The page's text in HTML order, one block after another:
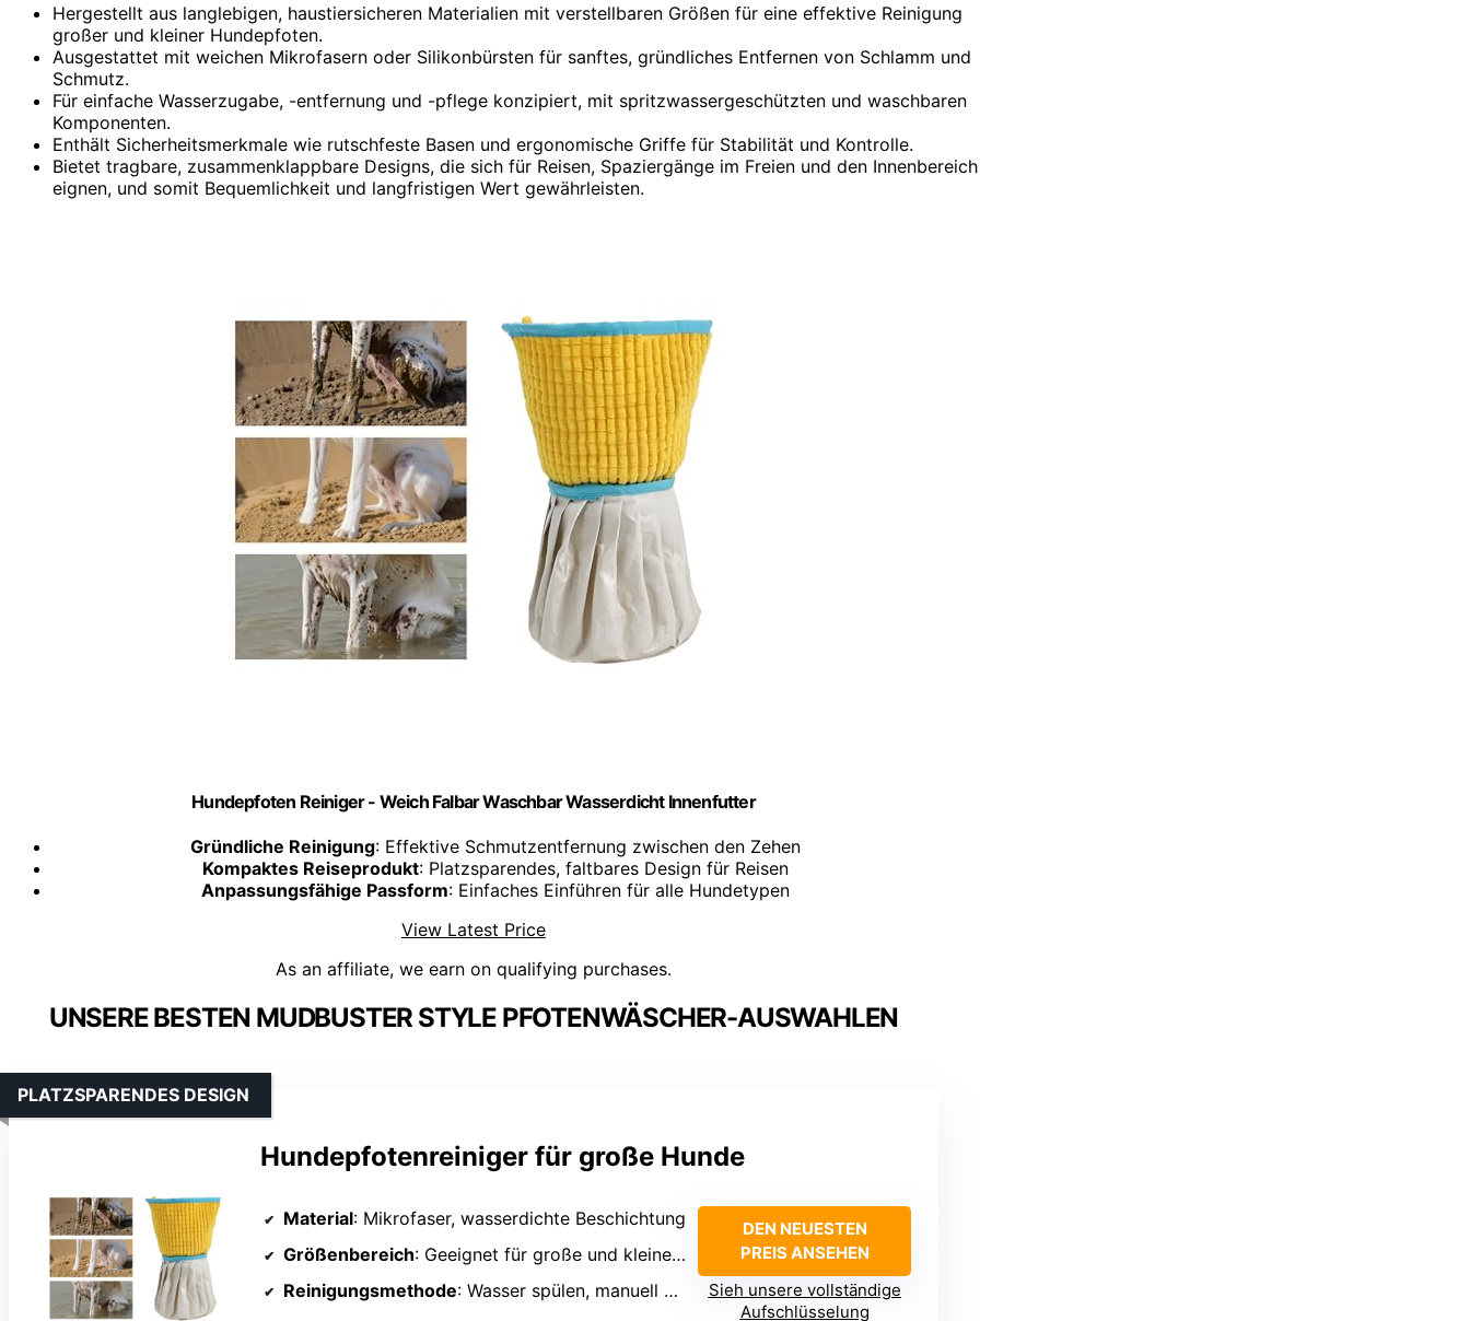
Hergestellt aus langlebigen, haustiersicheren Materialien mit verstellbaren Größen für eine effektive Reinigung
großer und kleiner Hundepfoten.
Ausgestattet mit weichen Mikrofasern oder Silikonbürsten für sanftes, gründliches Entfernen von Schlamm und
Schmutz.
Für einfache Wasserzugabe, -entfernung und -pflege konzipiert, mit spritzwassergeschützten und waschbaren
Komponenten.
Enthält Sicherheitsmerkmale wie rutschfeste Basen und ergonomische Griffe für Stabilität und Kontrolle.
Bietet tragbare, zusammenklappbare Designs, die sich für Reisen, Spaziergänge im Freien und den Innenbereich
eignen, und somit Bequemlichkeit und langfristigen Wert gewährleisten.
Hundepfoten Reiniger - Weich Falbar Waschbar Wasserdicht Innenfutter
Gründliche Reinigung: Effektive Schmutzentfernung zwischen den Zehen
Kompaktes Reiseprodukt: Platzsparendes, faltbares Design für Reisen
Anpassungsfähige Passform: Einfaches Einführen für alle Hundetypen
View Latest Price
As an affiliate, we earn on qualifying purchases.
UNSERE BESTEN MUDBUSTER STYLE PFOTENWÄSCHER-AUSWAHLEN
Hundepfotenreiniger für große Hunde
PLATZSPARENDES DESIGN
Material: Mikrofaser, wasserdichte Beschichtung
Größenbereich: Geeignet für große und kleine Hunde
Reinigungsmethode: Wasser spülen, manuell abwischen
DEN NEUESTEN
PREIS ANSEHEN
Sieh unsere vollständige
Aufschlüsselung